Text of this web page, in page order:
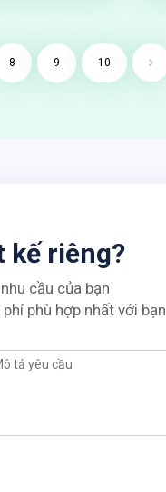
8 9 10
kế riêng?
cầu của bạn
phù hợp nhất với bạn